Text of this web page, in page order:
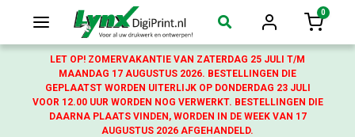
Login
0
LET OP! ZOMERVAKANTIE VAN ZATERDAG 25 JULI T/M
MAANDAG 17 AUGUSTUS 2026. BESTELLINGEN DIE
GEPLAATST WORDEN UITERLIJK OP DONDERDAG 23 JULI
VOOR 12.00 UUR WORDEN NOG VERWERKT. BESTELLINGEN DIE
DAARNA PLAATS VINDEN, WORDEN IN DE WEEK VAN 17
AUGUSTUS 2026 AFGEHANDELD.